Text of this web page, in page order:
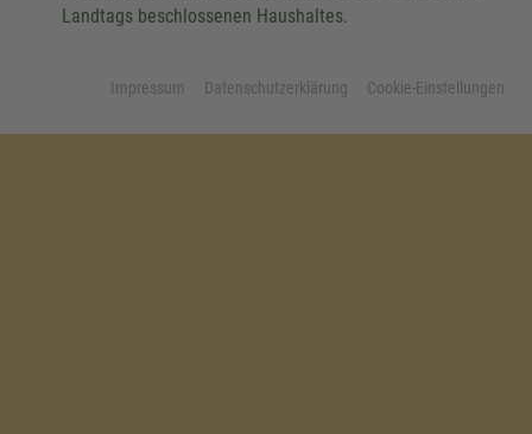
Landtags beschlossenen Haushaltes.
Impressum Datenschutzerklärung Cookie-Einstellungen